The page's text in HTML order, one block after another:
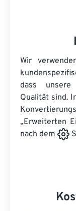
Wir
dass unsere
Qualität sind.
„Erweiterten
nach dem